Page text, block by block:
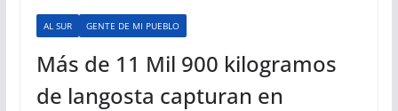
AL SUR GENTE DE MI PUEBLO
Más de 11 Mil 900 kilogramos
de langosta capturan en